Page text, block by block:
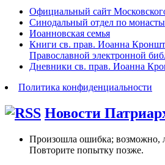
Официальный сайт
Синодальный отдел по
Иоанновская семья
Книги св. прав. Иоанна
Православной электронной
Дневники св. прав. Иоанна
Политика конфиденциальности
Новости
Произошла ошибка; возможно,
Повторите попытку позже.